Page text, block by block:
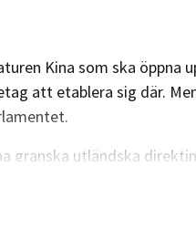
Kina som ska öppna
att etablera sig där.
granska utländska